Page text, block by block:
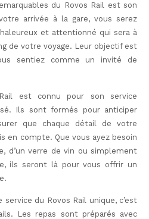
du Rovos Rail est son
arrivée à la gare, vous serez
et attentionné qui sera à
de votre voyage. Leur objectif est
sentiez comme un invité de
est connu pour son service
Ils sont formés pour anticiper
que chaque détail de votre
en compte. Que vous ayez besoin
d’un verre de vin ou simplement
ils seront là pour vous offrir un
du Rovos Rail unique, c’est
Les repas sont préparés avec